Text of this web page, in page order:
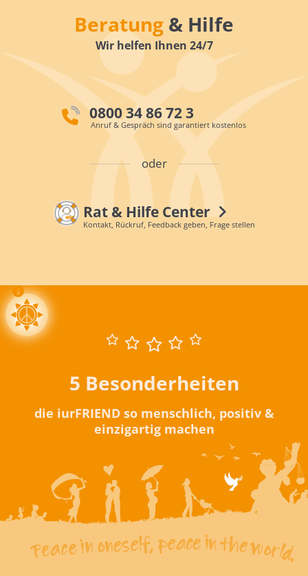
Beratung & Hilfe
Wir helfen Ihnen 24/7
0800 34 86 72 3
Anruf & Gespräch sind garantiert kostenlos
oder
Rat & Hilfe Center
Kontakt, Rückruf, Feedback geben, Frage stellen
5 Besonderheiten
die iurFRIEND so menschlich, positiv &
einzigartig machen